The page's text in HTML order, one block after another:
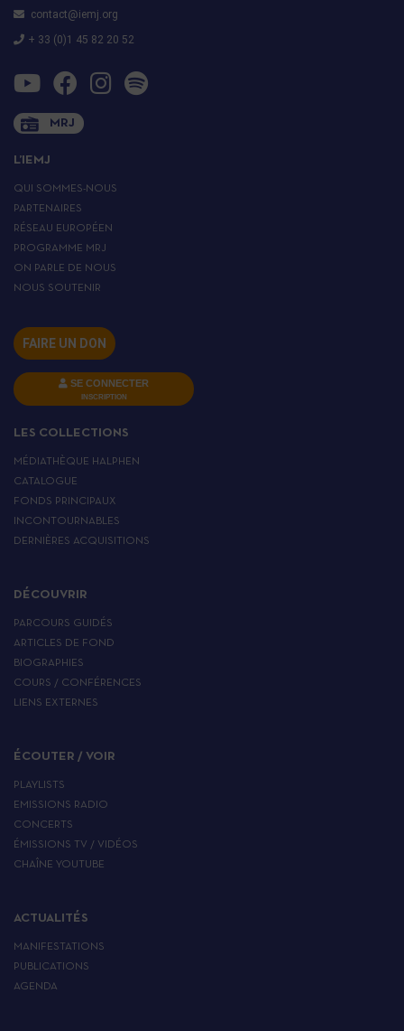
contact@iemj.org
+ 33 (0)1 45 82 20 52
MRJ
L’IEMJ
QUI SOMMES-NOUS
PARTENAIRES
RÉSEAU EUROPÉEN
PROGRAMME MRJ
ON PARLE DE NOUS
NOUS SOUTENIR
FAIRE UN DON
SE CONNECTER
INSCRIPTION
LES COLLECTIONS
MÉDIATHÈQUE HALPHEN
CATALOGUE
FONDS PRINCIPAUX
INCONTOURNABLES
DERNIÈRES ACQUISITIONS
DÉCOUVRIR
PARCOURS GUIDÉS
ARTICLES DE FOND
BIOGRAPHIES
COURS / CONFÉRENCES
LIENS EXTERNES
ÉCOUTER / VOIR
PLAYLISTS
EMISSIONS RADIO
CONCERTS
ÉMISSIONS TV / VIDÉOS
CHAÎNE YOUTUBE
ACTUALITÉS
MANIFESTATIONS
PUBLICATIONS
AGENDA